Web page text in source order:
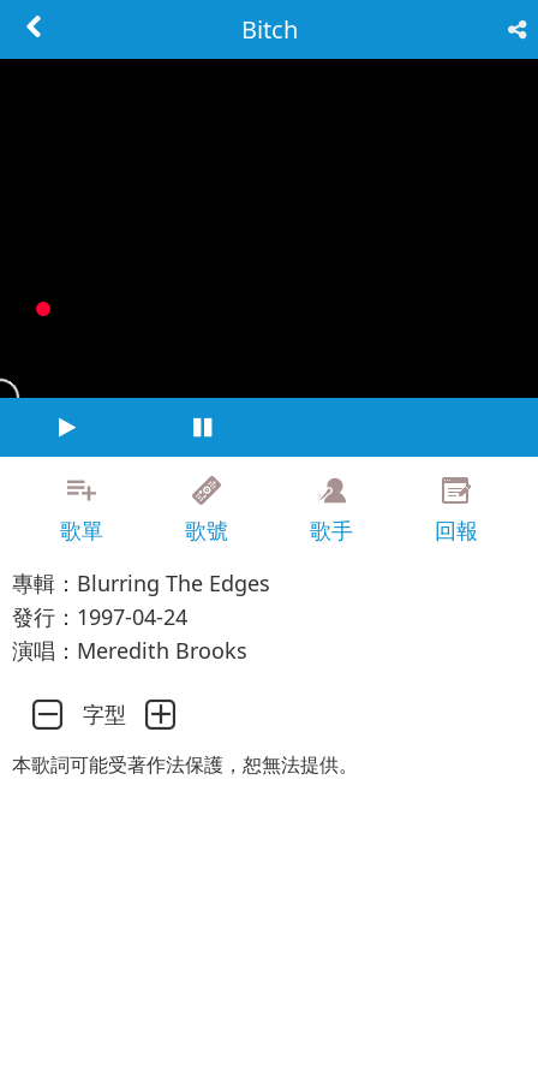
Bitch
歌單 歌號 歌手
回報
專輯：Blurring The Edges
發行：1997-04-24
演唱：Meredith Brooks
字型
本歌詞可能受著作法保護，恕無法提供。